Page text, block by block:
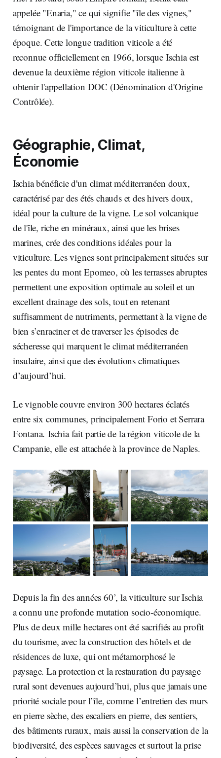
appelée "Enaria," ce qui signifie "île des vignes,"
témoignant de l'importance de la viticulture à cette
époque. Cette longue tradition viticole a été
reconnue officiellement en 1966, lorsque Ischia est
devenue la deuxième région viticole italienne à
obtenir l'appellation DOC (Dénomination d'Origine
Contrôlée).
Géographie, Climat,
Économie
Ischia bénéficie d'un climat méditerranéen doux,
caractérisé par des étés chauds et des hivers doux,
idéal pour la culture de la vigne. Le sol volcanique
de l'île, riche en minéraux, ainsi que les brises
marines, crée des conditions idéales pour la
viticulture. Les vignes sont principalement situées sur
les pentes du mont Epomeo, où les terrasses abruptes
permettent une exposition optimale au soleil et un
excellent drainage des sols, tout en retenant
suffisamment de nutriments, permettant à la vigne de
bien s’enraciner et de traverser les épisodes de
sécheresse qui marquent le climat méditerranéen
insulaire, ainsi que des évolutions climatiques
d’aujourd’hui.
Le vignoble couvre environ 300 hectares éclatés
entre six communes, principalement Forio et Serrara
Fontana. Ischia fait partie de la région viticole de la
Campanie, elle est attachée à la province de Naples.
Depuis la fin des années 60’, la viticulture sur Ischia
a connu une profonde mutation socio-économique.
Plus de deux mille hectares ont été sacrifiés au profit
du tourisme, avec la construction des hôtels et de
résidences de luxe, qui ont métamorphosé le
paysage. La protection et la restauration du paysage
rural sont devenues aujourd’hui, plus que jamais une
priorité sociale pour l’île, comme l’entretien des murs
en pierre sèche, des escaliers en pierre, des sentiers,
des bâtiments ruraux, mais aussi la conservation de la
biodiversité, des espèces sauvages et surtout la prise